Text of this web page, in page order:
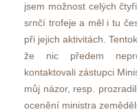
jsem možnost celých
rnčí trofeje a měl i tu
při jejich aktivitách.
že nic předem
kontaktovali zástupci
můj názor, resp.
ocenění ministra